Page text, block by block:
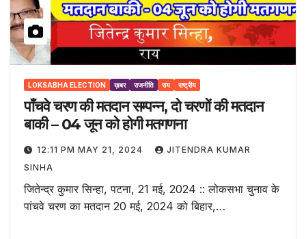
LOKSABHA ELECTION ख़बर राजनीति राय राष्ट्रीय
पाँचवे चरण की मतदान सम्पन्न, दो चरणों की मतदान
बाकी – 04 जून को होगी मतगणना
12:11 PM MAY 21, 2024
JITENDRA KUMAR
SINHA
जितेन्द्र कुमार सिन्हा, पटना, 21 मई, 2024 :: लोकसभा चुनाव के
पांचवे चरण का मतदान 20 मई, 2024 को बिहार,…